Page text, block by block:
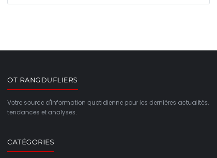
OT RANGDUFLIERS
Votre source d'information quotidienne pour les dernières actualités,
tendances et analyses.
CATÉGORIES